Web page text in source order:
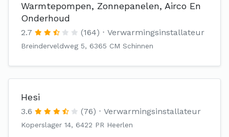
Warmtepompen, Zonnepanelen, Airco En
Onderhoud
2.7 (164) Verwarmingsinstallateur
Breinderveldweg 5, 6365 CM Schinnen
Hesi
3.6 (76) Verwarmingsinstallateur
Koperslager 14, 6422 PR Heerlen